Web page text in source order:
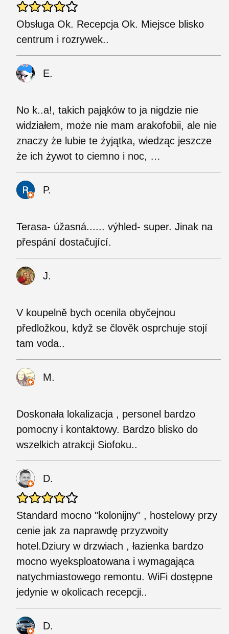
Obsługa Ok. Recepcja Ok. Miejsce blisko
centrum i rozrywek..
Е.
No k..a!, takich pająków to ja nigdzie nie
widziałem, może nie mam arakofobii, ale nie
znaczy że lubie te żyjątka, wiedząc jeszcze
że ich żywot to ciemno i noc, …
P.
Terasa- úžasná...... výhled- super. Jinak na
přespání dostačující.
J.
V koupelně bych ocenila obyčejnou
předložkou, když se člověk osprchuje stojí
tam voda..
M.
Doskonała lokalizacja , personel bardzo
pomocny i kontaktowy. Bardzo blisko do
wszelkich atrakcji Siofoku..
D.
Standard mocno "kolonijny" , hostelowy przy
cenie jak za naprawdę przyzwoity
hotel.Dziury w drzwiach , łazienka bardzo
mocno wyeksploatowana i wymagająca
natychmiastowego remontu. WiFi dostępne
jedynie w okolicach recepcji..
D.